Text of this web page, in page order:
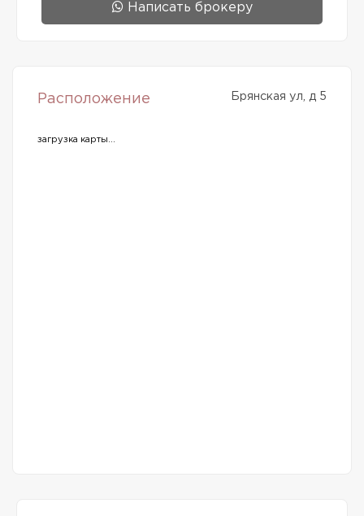
Написать брокеру
Расположение Брянская ул, д 5
загрузка карты...